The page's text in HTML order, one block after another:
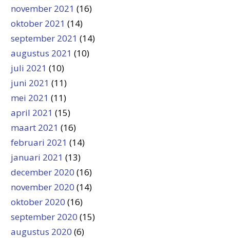
november 2021 (16)
oktober 2021 (14)
september 2021 (14)
augustus 2021 (10)
juli 2021 (10)
juni 2021 (11)
mei 2021 (11)
april 2021 (15)
maart 2021 (16)
februari 2021 (14)
januari 2021 (13)
december 2020 (16)
november 2020 (14)
oktober 2020 (16)
september 2020 (15)
augustus 2020 (6)